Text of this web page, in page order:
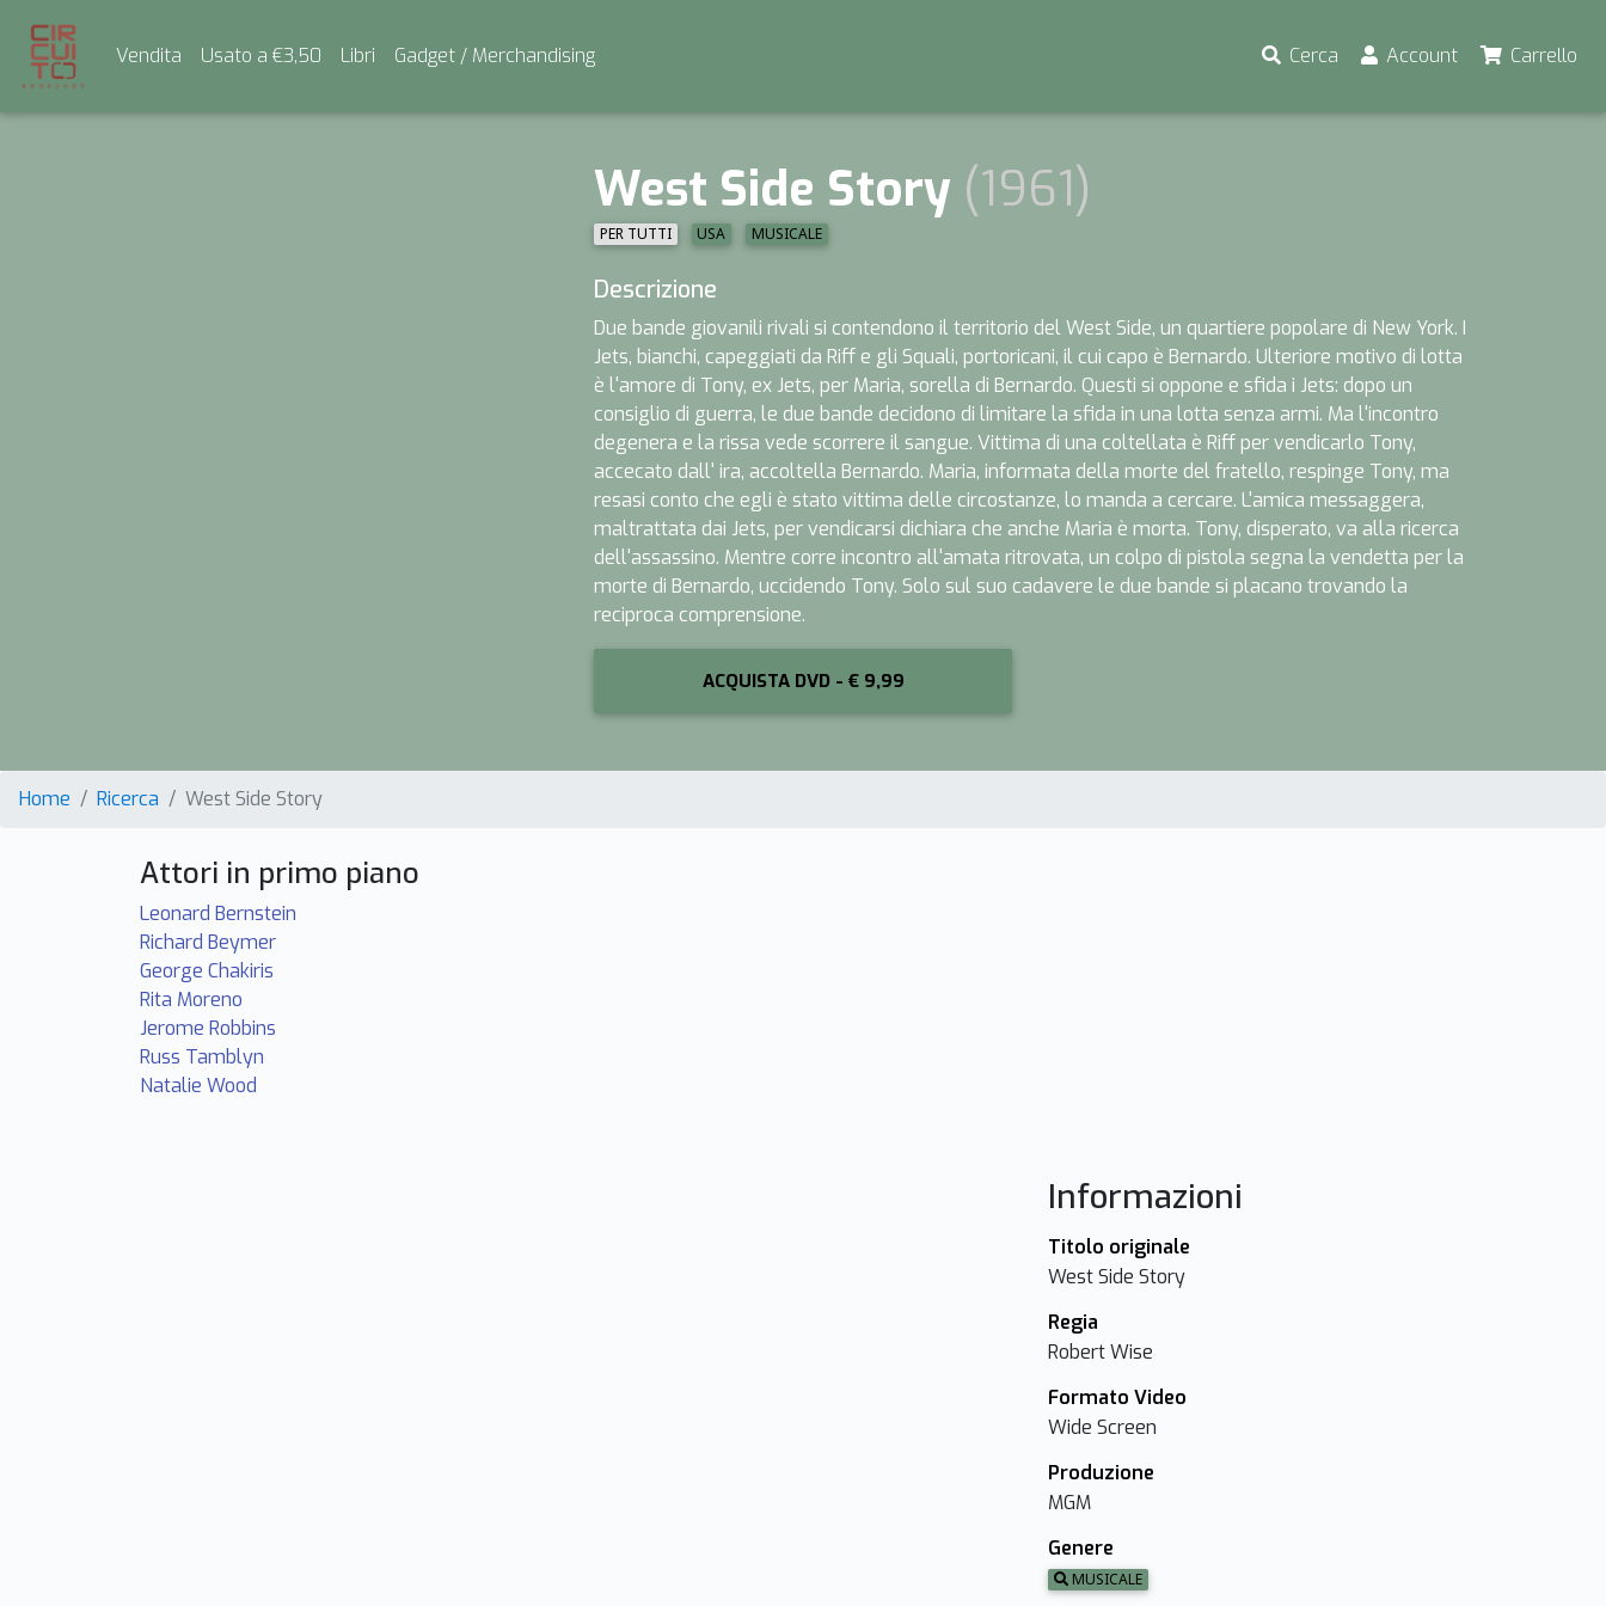
Vendita Usato a €3,50 Libri Gadget / Merchandising Cerca Account Carrello
West Side Story (1961)
PER TUTTI USA MUSICALE
Descrizione
Due bande giovanili rivali si contendono il territorio del West Side, un quartiere popolare di New York. I
Jets, bianchi, capeggiati da Riff e gli Squali, portoricani, il cui capo è Bernardo. Ulteriore motivo di lotta
è l'amore di Tony, ex Jets, per Maria, sorella di Bernardo. Questi si oppone e sfida i Jets: dopo un
consiglio di guerra, le due bande decidono di limitare la sfida in una lotta senza armi. Ma l'incontro
degenera e la rissa vede scorrere il sangue. Vittima di una coltellata è Riff per vendicarlo Tony,
accecato dall' ira, accoltella Bernardo. Maria, informata della morte del fratello, respinge Tony, ma
resasi conto che egli è stato vittima delle circostanze, lo manda a cercare. L'amica messaggera,
maltrattata dai Jets, per vendicarsi dichiara che anche Maria è morta. Tony, disperato, va alla ricerca
dell'assassino. Mentre corre incontro all'amata ritrovata, un colpo di pistola segna la vendetta per la
morte di Bernardo, uccidendo Tony. Solo sul suo cadavere le due bande si placano trovando la
reciproca comprensione.
ACQUISTA DVD - € 9,99
Home Ricerca West Side Story
Attori in primo piano
Leonard Bernstein
Richard Beymer
George Chakiris
Rita Moreno
Jerome Robbins
Russ Tamblyn
Natalie Wood
Informazioni
Titolo originale
West Side Story
Regia
Robert Wise
Formato Video
Wide Screen
Produzione
MGM
Genere
MUSICALE